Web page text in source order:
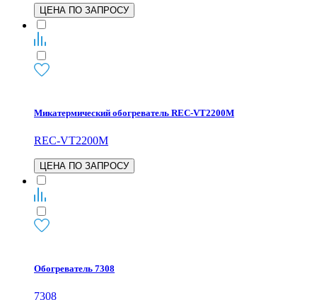
ЦЕНА ПО ЗАПРОСУ
Микатермический обогреватель REC-VT2200M
REC-VT2200M
ЦЕНА ПО ЗАПРОСУ
Обогреватель 7308
7308